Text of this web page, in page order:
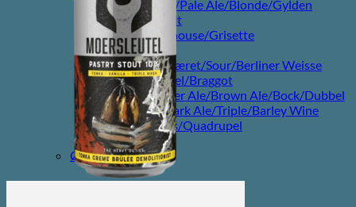
Lager/Pilsner/Pale Ale/Blonde/Gylden
Weissbier/Wit
Saison/Farmhouse/Grisette
IPA
Syrligt/Vildtgæret/Sour/Berliner Weisse
Mjød/Melomel/Braggot
Red Ale/Amber Ale/Brown Ale/Bock/Dubbel
Strong Ale/Dark Ale/Triple/Barley Wine
Porter/Stouts/Quadrupel
Røgøl
Øl
Tilbud
6pack2go